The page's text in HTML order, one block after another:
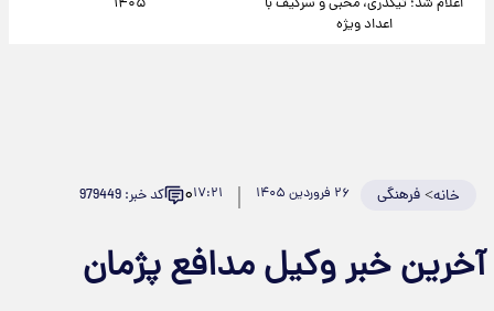
اعداد ویژه
خانه>فرهنگی ۲۶ فروردین ۱۴۰۵ ۱۷:۲۱۰ کد خبر: 979449
آخرین خبر وکیل مدافع پژمان